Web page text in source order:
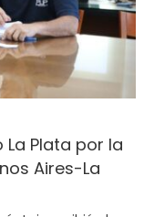
La Plata por la
Aires-La